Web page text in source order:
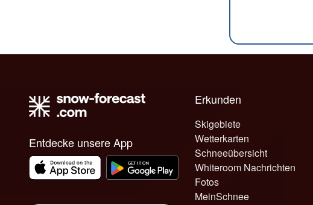
Entdecke unsere App
Erkunden
Skigebiete
Wetterkarten
Schneeübersicht
Whiteroom Nachrichten
Fotos
MeinSchnee